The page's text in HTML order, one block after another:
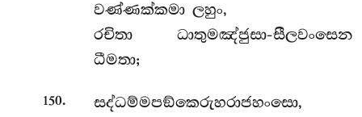
වණ්ණක්කමා ලහුං,
රචිතා ධාතුමඤ්ජුසා-සීලවංසෙන
ධීමතා;
150.
සද්ධම්මපඞ්කෙරුහරාජහංසො,